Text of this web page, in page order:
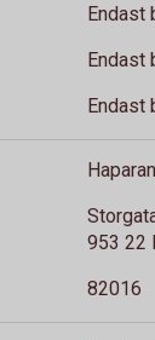
Endast
Endast
Endast
953 22
82016